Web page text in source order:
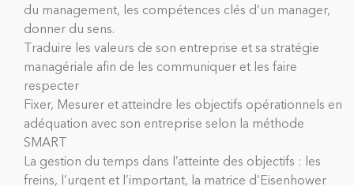
du management, les compétences clés d’un manager,
donner du sens.
Traduire les valeurs de son entreprise et sa stratégie
managériale afin de les communiquer et les faire
respecter
Fixer, Mesurer et atteindre les objectifs opérationnels en
adéquation avec son entreprise selon la méthode
SMART
La gestion du temps dans l’atteinte des objectifs : les
freins, l’urgent et l’important, la matrice d’Eisenhower